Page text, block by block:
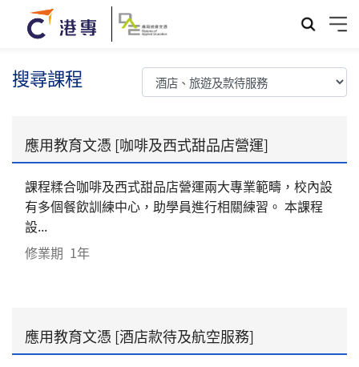
搜尋課程
應用教育文憑 [咖啡及西式甜品店營運]
課程糅合咖啡及西式甜品店營運兩大專業範疇，校內設
有多個餐飲訓練中心，助學員進行相關練習。 本課程
設...
修業期 1年
應用教育文憑 [酒店款待及航空服務]